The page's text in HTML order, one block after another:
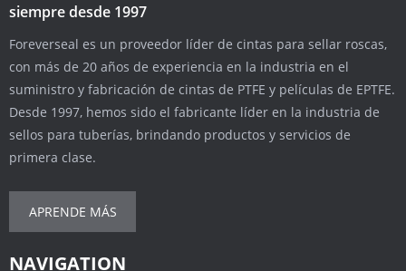
siempre desde 1997
Foreverseal es un proveedor líder de cintas para sellar roscas,
con más de 20 años de experiencia en la industria en el
suministro y fabricación de cintas de PTFE y películas de EPTFE.
Desde 1997, hemos sido el fabricante líder en la industria de
sellos para tuberías, brindando productos y servicios de
primera clase.
APRENDE MÁS
NAVIGATION